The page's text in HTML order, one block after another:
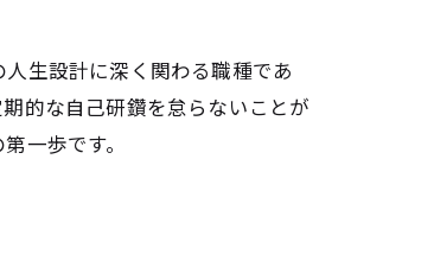
生設計に深く関わる職種であ
的な自己研鑽を怠らないことが
一歩です。